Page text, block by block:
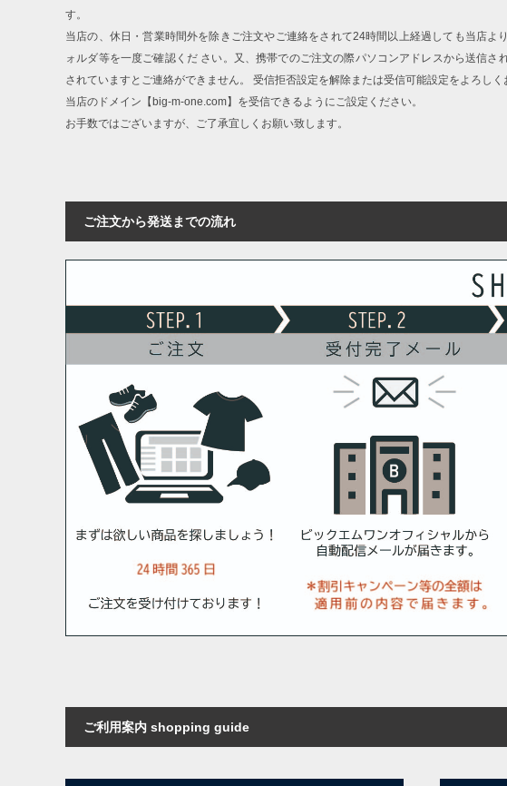
す。
当店の、休日・営業時間外を除きご注文やご連絡をされて24時間以上経過しても当店よ
ォルダ等を一度ご確認くだ さい。又、携帯でのご注文の際パソコンアドレスから送信さ
されていますとご連絡ができません。 受信拒否設定を解除または受信可能設定をよろしく
当店のドメイン【big-m-one.com】を受信できるようにご設定ください。
お手数ではございますが、ご了承宜しくお願い致します。
ご注文から発送までの流れ
ご利用案内 shopping guide